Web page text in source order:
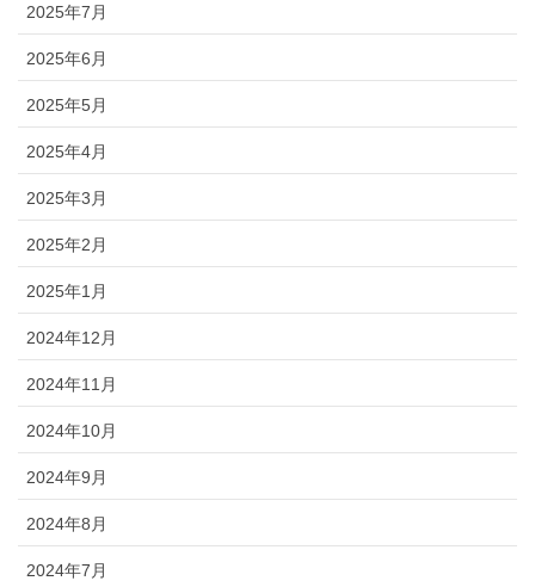
2025年7月
2025年6月
2025年5月
2025年4月
2025年3月
2025年2月
2025年1月
2024年12月
2024年11月
2024年10月
2024年9月
2024年8月
2024年7月